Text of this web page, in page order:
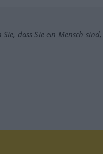
dass Sie ein Mensch